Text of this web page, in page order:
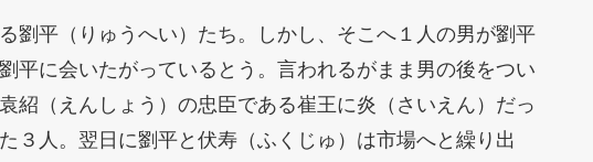
劉平（りゅうへい）たち。しかし、そこへ１人の男が劉平
平に会いたがっているとう。言われるがまま男の後をつい
紹（えんしょう）の忠臣である崔王に炎（さいえん）だっ
３人。翌日に劉平と伏寿（ふくじゅ）は市場へと繰り出